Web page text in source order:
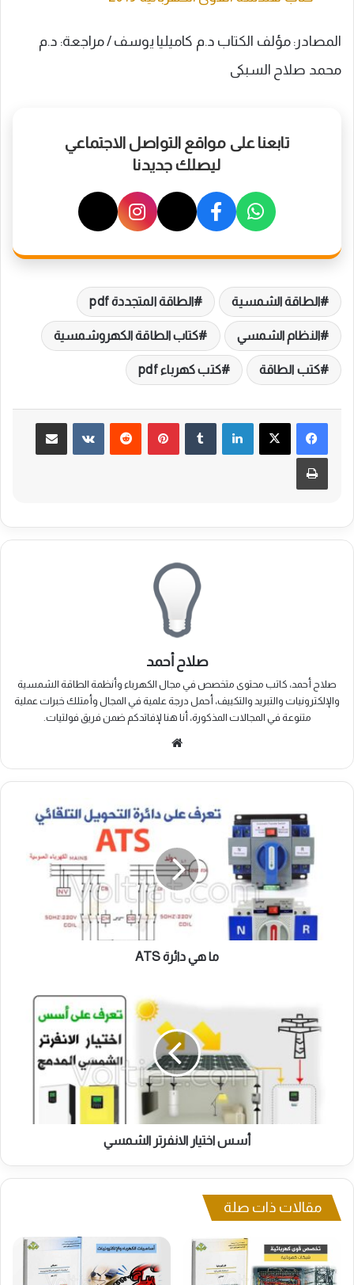
المصادر: مؤلف الكتاب د.م كاميليا يوسف / مراجعة: د.م
محمد صلاح السبكى
تابعنا على مواقع التواصل الاجتماعي
ليصلك جديدنا
الطاقة الشمسية الطاقة المتجددة pdf
النظام الشمسي كتاب الطاقة الكهروشمسية
كتب الطاقة كتب كهرباء pdf
لينكدإن
‏Tumblr بينتيريست
‏Reddit
‏VKontakte مشاركة عبر البريد
طباعة
صلاح أحمد
صلاح أحمد، كاتب محتوى متخصص في مجال الكهرباء وأنظمة الطاقة الشمسية
والإلكترونيات والتبريد والتكييف، أحمل درجة علمية في المجال وأمتلك خبرات عملية
متنوعة في المجالات المذكورة، أنا هنا لإفاتدكم ضمن فريق فولتيات.
ما هي دائرة ATS
الانفرتر
الشمسي
أسس اختيار الانفرتر الشمسي
مقالات ذات صلة